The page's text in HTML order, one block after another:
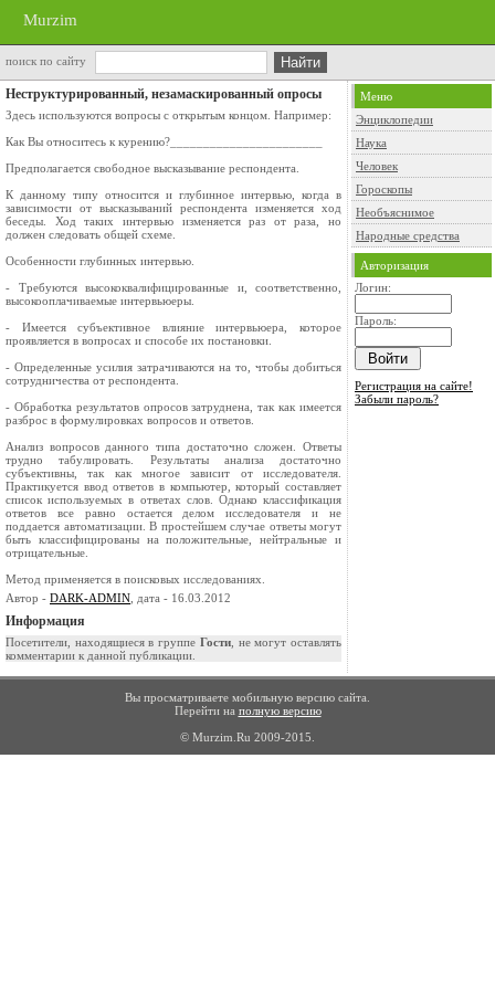
Murzim
поиск по сайту
Неструктурированный, незамаскированный опросы
Здесь используются вопросы с открытым концом. Например:
Как Вы относитесь к курению?_______________________
Предполагается свободное высказывание респондента.
К данному типу относится и глубинное интервью, когда в
зависимости от высказываний респондента изменяется ход
беседы. Ход таких интервью изменяется раз от раза, но
должен следовать общей схеме.
Особенности глубинных интервью.
- Требуются высококвалифицированные и, соответственно,
высокооплачиваемые интервьюеры.
- Имеется субъективное влияние интервьюера, которое
проявляется в вопросах и способе их постановки.
- Определенные усилия затрачиваются на то, чтобы добиться
сотрудничества от респондента.
- Обработка результатов опросов затруднена, так как имеется
разброс в формулировках вопросов и ответов.
Анализ вопросов данного типа достаточно сложен. Ответы
трудно табулировать. Результаты анализа достаточно
субъективны, так как многое зависит от исследователя.
Практикуется ввод ответов в компьютер, который составляет
список используемых в ответах слов. Однако классификация
ответов все равно остается делом исследователя и не
поддается автоматизации. В простейшем случае ответы могут
быть классифицированы на положительные, нейтральные и
отрицательные.
Метод применяется в поисковых исследованиях.
Автор - DARK-ADMIN , дата - 16.03.2012
Информация
Посетители, находящиеся в группе Гости, не могут оставлять
комментарии к данной публикации.
Меню
Энциклопедии
Наука
Человек
Гороскопы
Необъяснимое
Народные средства
Авторизация
Логин:
Пароль:
Регистрация на сайте!
Забыли пароль?
Вы просматриваете мобильную версию сайта.
Перейти на полную версию
© Murzim.Ru 2009-2015.